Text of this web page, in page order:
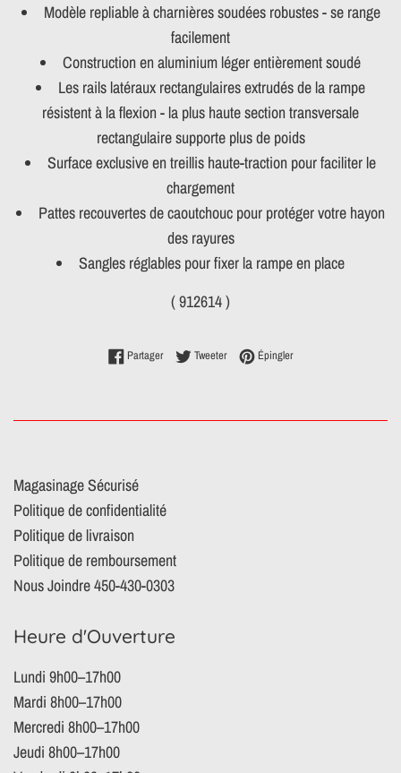
Modèle repliable à charnières soudées robustes - se range
facilement
Construction en aluminium léger entièrement soudé
Les rails latéraux rectangulaires extrudés de la rampe
résistent à la flexion - la plus haute section transversale
rectangulaire supporte plus de poids
Surface exclusive en treillis haute-traction pour faciliter le
chargement
Pattes recouvertes de caoutchouc pour protéger votre hayon
des rayures
Sangles réglables pour fixer la rampe en place
( 912614 )
PartagerPartager sur Facebook
TweeterTweeter sur Twitter
ÉpinglerÉpingler sur Pinterest
Magasinage Sécurisé
Politique de confidentialité
Politique de livraison
Politique de remboursement
Nous Joindre 450-430-0303
Heure d'Ouverture
Lundi 9h00–17h00
Mardi 8h00–17h00
Mercredi 8h00–17h00
Jeudi 8h00–17h00